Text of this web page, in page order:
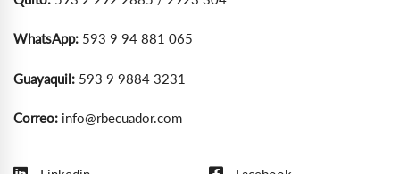
WhatsApp: 593 9 94 881 065
Guayaquil: 593 9 9884 3231
Correo: info@rbecuador.com